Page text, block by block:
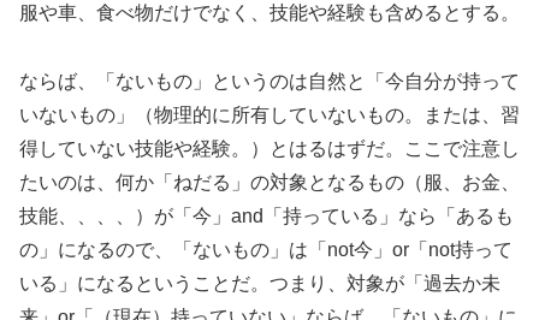
服や車、食べ物だけでなく、技能や経験も含めるとする。
ならば、「ないもの」というのは自然と「今自分が持って
いないもの」（物理的に所有していないもの。または、習
得していない技能や経験。）とはるはずだ。ここで注意し
たいのは、何か「ねだる」の対象となるもの（服、お金、
技能、、、、）が「今」and「持っている」なら「あるも
の」になるので、「ないもの」は「not今」or「not持って
いる」になるということだ。つまり、対象が「過去か未